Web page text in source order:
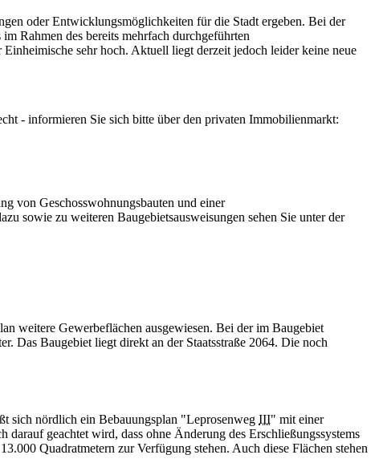
oder Entwicklungsmöglichkeiten für die Stadt ergeben. Bei der
Rahmen des bereits mehrfach durchgeführten
sehr hoch. Aktuell liegt derzeit jedoch leider keine neue
- informieren Sie sich bitte über den privaten Immobilienmarkt:
von Geschosswohnungsbauten und einer
sowie zu weiteren Baugebietsausweisungen sehen Sie unter der
weitere Gewerbeflächen ausgewiesen. Bei der im Baugebiet
Das Baugebiet liegt direkt an der Staatsstraße 2064. Die noch
sich nördlich ein Bebauungsplan "Leprosenweg III" mit einer
geachtet wird, dass ohne Änderung des Erschließungssystems
Quadratmetern zur Verfügung stehen. Auch diese Flächen stehen